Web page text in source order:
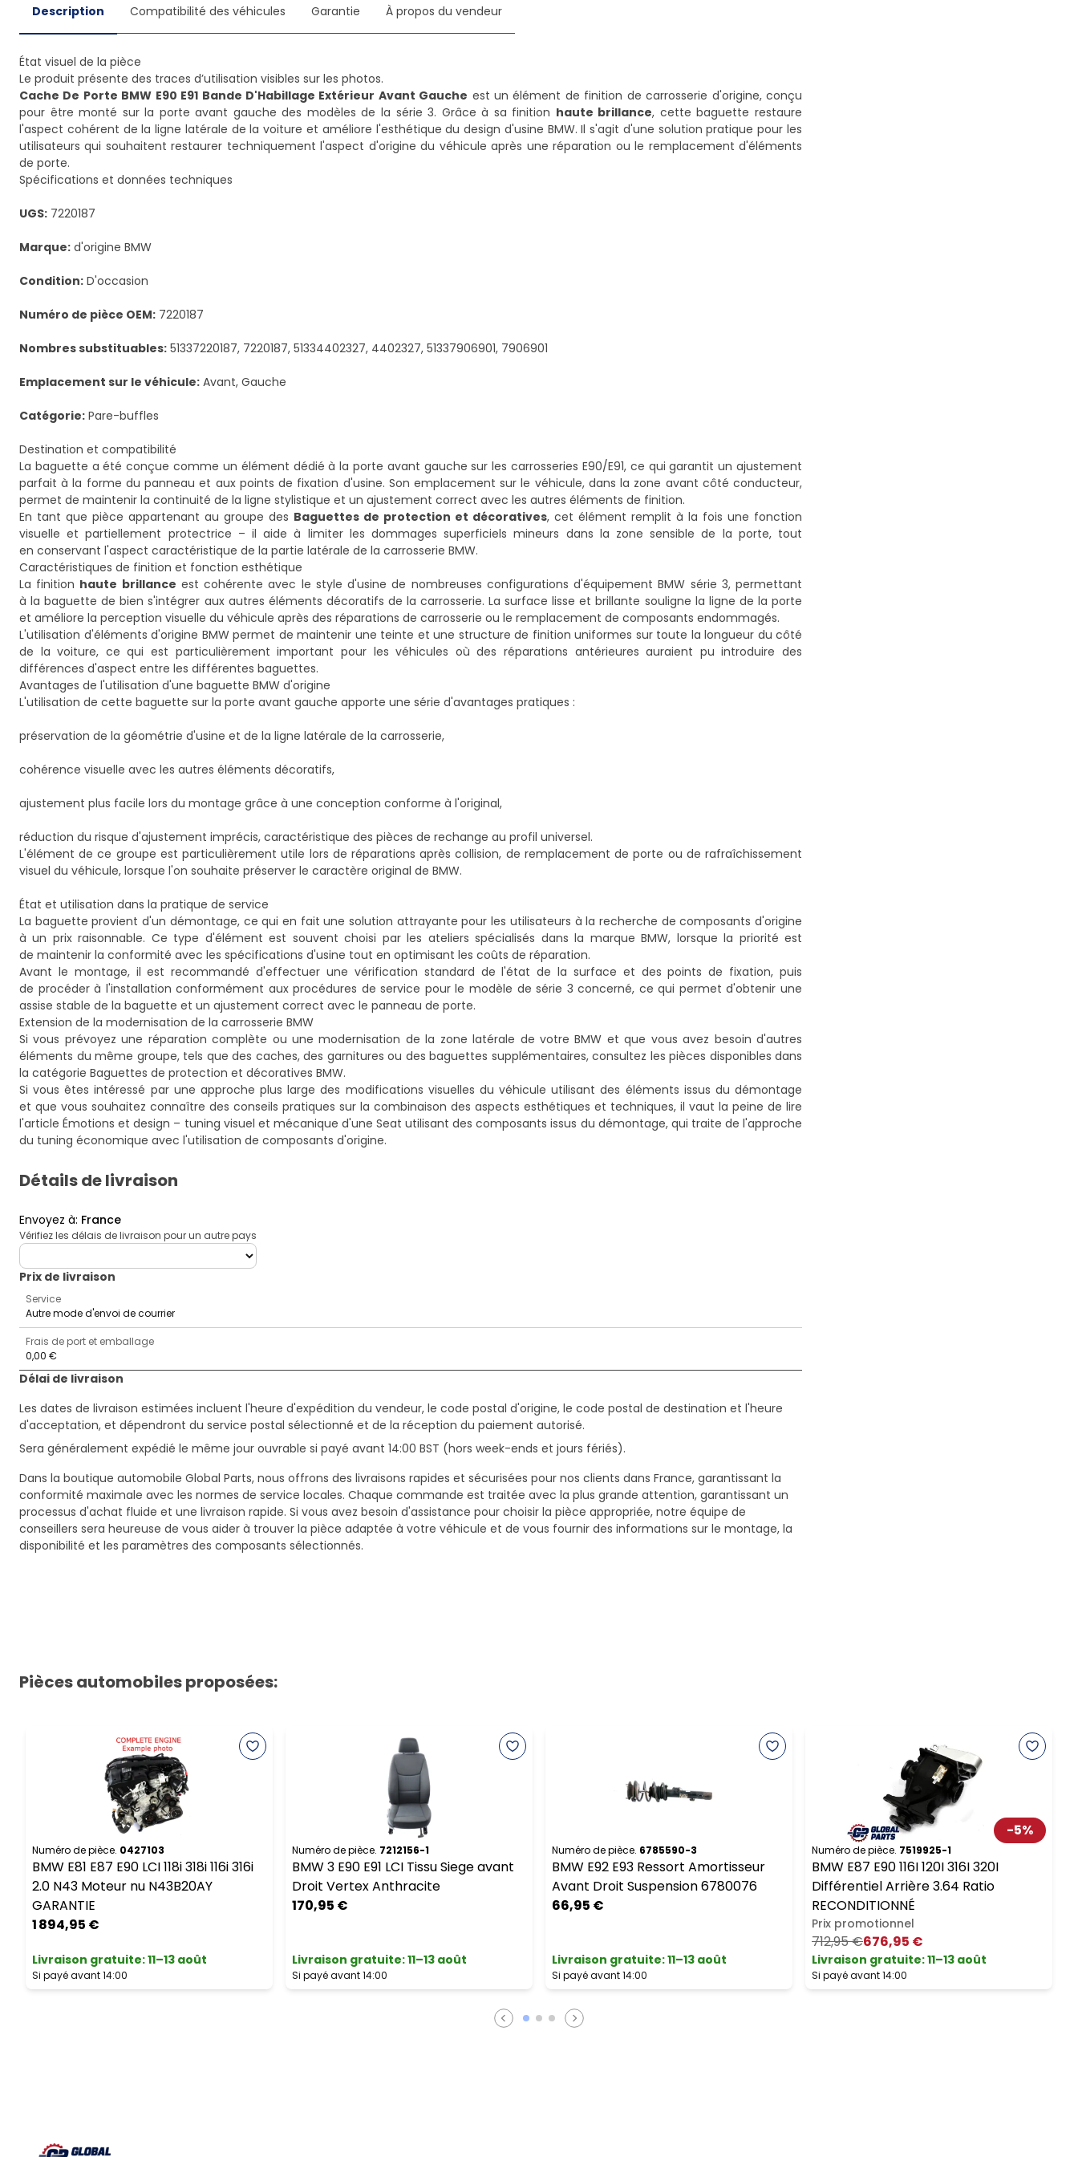
Description Compatibilité des véhicules Garantie À propos du vendeur
État visuel de la pièce
Cache De Porte BMW E90 E91 Bande D'Habillage Extérieur Avant Gauche est un élément de finition de carrosserie d'origine, conçu
pour être monté sur la porte avant gauche des modèles de la série 3. Grâce à sa finition haute brillance, cette baguette restaure
l'aspect cohérent de la ligne latérale de la voiture et améliore l'esthétique du design d'usine BMW. Il s'agit d'une solution pratique pour les
utilisateurs qui souhaitent restaurer techniquement l'aspect d'origine du véhicule après une réparation ou le remplacement d'éléments
de porte.
Spécifications et données techniques
UGS: 7220187
Marque: d'origine BMW
Condition: D'occasion
Numéro de pièce OEM: 7220187
Nombres substituables: 51337220187, 7220187, 51334402327, 4402327, 51337906901, 7906901
Emplacement sur le véhicule: Avant, Gauche
Catégorie: Pare-buffles
Destination et compatibilité
La baguette a été conçue comme un élément dédié à la porte avant gauche sur les carrosseries E90/E91, ce qui garantit un ajustement
parfait à la forme du panneau et aux points de fixation d'usine. Son emplacement sur le véhicule, dans la zone avant côté conducteur,
permet de maintenir la continuité de la ligne stylistique et un ajustement correct avec les autres éléments de finition.
En tant que pièce appartenant au groupe des Baguettes de protection et décoratives, cet élément remplit à la fois une fonction
visuelle et partiellement protectrice – il aide à limiter les dommages superficiels mineurs dans la zone sensible de la porte, tout
en conservant l'aspect caractéristique de la partie latérale de la carrosserie BMW.
Caractéristiques de finition et fonction esthétique
La finition haute brillance est cohérente avec le style d'usine de nombreuses configurations d'équipement BMW série 3, permettant
à la baguette de bien s'intégrer aux autres éléments décoratifs de la carrosserie. La surface lisse et brillante souligne la ligne de la porte
et améliore la perception visuelle du véhicule après des réparations de carrosserie ou le remplacement de composants endommagés.
L'utilisation d'éléments d'origine BMW permet de maintenir une teinte et une structure de finition uniformes sur toute la longueur du côté
de la voiture, ce qui est particulièrement important pour les véhicules où des réparations antérieures auraient pu introduire des
différences d'aspect entre les différentes baguettes.
Avantages de l'utilisation d'une baguette BMW d'origine
L'utilisation de cette baguette sur la porte avant gauche apporte une série d'avantages pratiques :
préservation de la géométrie d'usine et de la ligne latérale de la carrosserie,
cohérence visuelle avec les autres éléments décoratifs,
ajustement plus facile lors du montage grâce à une conception conforme à l'original,
réduction du risque d'ajustement imprécis, caractéristique des pièces de rechange au profil universel.
L'élément de ce groupe est particulièrement utile lors de réparations après collision, de remplacement de porte ou de rafraîchissement
visuel du véhicule, lorsque l'on souhaite préserver le caractère original de BMW.
État et utilisation dans la pratique de service
La baguette provient d'un démontage, ce qui en fait une solution attrayante pour les utilisateurs à la recherche de composants d'origine
à un prix raisonnable. Ce type d'élément est souvent choisi par les ateliers spécialisés dans la marque BMW, lorsque la priorité est
de maintenir la conformité avec les spécifications d'usine tout en optimisant les coûts de réparation.
Avant le montage, il est recommandé d'effectuer une vérification standard de l'état de la surface et des points de fixation, puis
de procéder à l'installation conformément aux procédures de service pour le modèle de série 3 concerné, ce qui permet d'obtenir une
assise stable de la baguette et un ajustement correct avec le panneau de porte.
Extension de la modernisation de la carrosserie BMW
Si vous prévoyez une réparation complète ou une modernisation de la zone latérale de votre BMW et que vous avez besoin d'autres
éléments du même groupe, tels que des caches, des garnitures ou des baguettes supplémentaires, consultez les pièces disponibles dans
la catégorie Baguettes de protection et décoratives BMW.
Si vous êtes intéressé par une approche plus large des modifications visuelles du véhicule utilisant des éléments issus du démontage
et que vous souhaitez connaître des conseils pratiques sur la combinaison des aspects esthétiques et techniques, il vaut la peine de lire
l'articleÉmotions et design – tuning visuel et mécanique d'une Seat utilisant des composants issus du démontage, qui traite de l'approche
du tuning économique avec l'utilisation de composants d'origine.
Détails de livraison
Envoyez à: France
Vérifiez les délais de livraison pour un autre pays
deliveryCountry
Prix ​​de livraison
Service
Autre mode d'envoi de courrier
Frais de port et emballage
0,00 €
Délai de livraison
Les dates de livraison estimées incluent l'heure d'expédition du vendeur, le code postal d'origine, le code postal de destination et l'heure
d'acceptation, et dépendront du service postal sélectionné et de la réception du paiement autorisé.
Sera généralement expédié le même jour ouvrable si payé avant 14:00 BST (hors week-ends et jours fériés).
Dans la boutique automobile Global Parts, nous offrons des livraisons rapides et sécurisées pour nos clients dans France, garantissant la
conformité maximale avec les normes de service locales. Chaque commande est traitée avec la plus grande attention, garantissant un
processus d'achat fluide et une livraison rapide. Si vous avez besoin d'assistance pour choisir la pièce appropriée, notre équipe de
conseillers sera heureuse de vous aider à trouver la pièce adaptée à votre véhicule et de vous fournir des informations sur le montage, la
disponibilité et les paramètres des composants sélectionnés.
Pièces automobiles proposées:
Numéro de pièce. 0427103
BMW E81 E87 E90 LCI 118i 318i 116i 316i
2.0 N43 Moteur nu N43B20AY
GARANTIE
1 894,95 €
Livraison gratuite:11–13 août
Si payé avant 14:00
Numéro de pièce. 7212156-1
BMW 3 E90 E91 LCI Tissu Siege avant
Droit Vertex Anthracite
170,95 €
Livraison gratuite:11–13 août
Si payé avant 14:00
Numéro de pièce. 6785590-3
BMW E92 E93 Ressort Amortisseur
Avant Droit Suspension 6780076
66,95 €
Livraison gratuite:11–13 août
Si payé avant 14:00
-5%
Numéro de pièce. 7519925-1
BMW E87 E90 116I 120I 316I 320I
Différentiel Arrière 3.64 Ratio
RECONDITIONNÉ
Prix promotionnel
712,95 €676,95 €
Livraison gratuite:11–13 août
Si payé avant 14:00